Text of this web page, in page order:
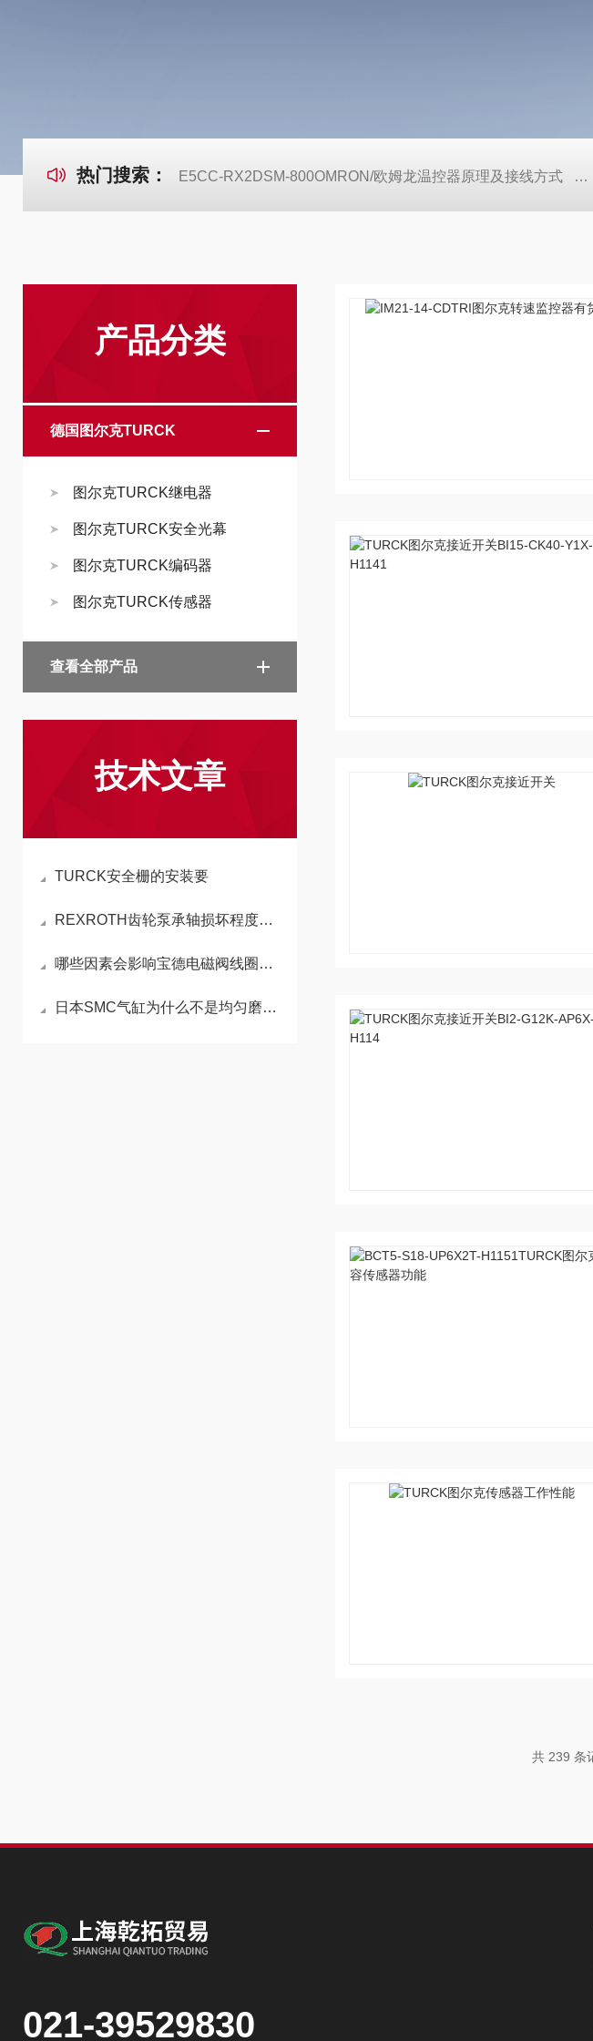
热门搜索： E5CC-RX2DSM-800OMRON/欧姆龙温控器原理及接线方式
产品分类
德国图尔克TURCK
图尔克TURCK继电器
图尔克TURCK安全光幕
图尔克TURCK编码器
图尔克TURCK传感器
查看全部产品
技术文章
TURCK安全栅的安装要
REXROTH齿轮泵承轴损坏程度判定的方法
哪些因素会影响宝德电磁阀线圈的使用效果
日本SMC气缸为什么不是均匀磨损？这种不规则磨损是如何造成
共 239 条
021-39529830